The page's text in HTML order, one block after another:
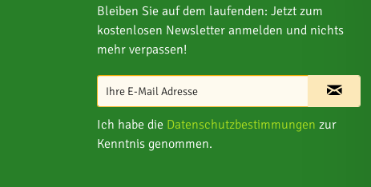
Bleiben Sie auf dem laufenden: Jetzt zum
kostenlosen Newsletter anmelden und nichts
mehr verpassen!
Ich habe die Datenschutzbestimmungen zur
Kenntnis genommen.